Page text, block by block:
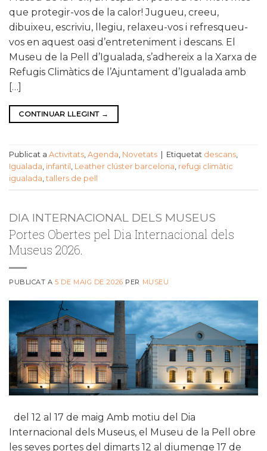
que protegir-vos de la calor! Jugueu, creeu,
dibuixeu, escriviu, llegiu, relaxeu-vos i refresqueu-
vos en aquest oasi d’entreteniment i descans. El
Museu de la Pell d’Igualada, s’adhereix a la Xarxa de
Refugis Climàtics de l’Ajuntament d’Igualada amb
[…]
CONTINUAR LLEGINT →
Publicat a Activitats, Agenda, Novetats Etiquetat descans,
Igualada, infantil , Leather clúster barcelona, refugi climàtic
igualada, tallers de pell
DIA INTERNACIONAL DELS MUSEUS
Portes Obertes pel Dia Internacional dels
Museus 2026.
PUBLICAT A5 DE MAIG DE 2026 PER MUSEU
del 12 al 17 de maig Amb motiu del Dia
Internacional dels Museus, el Museu de la Pell obre
les seves portes del dimarts 12 al diumenge 17 de